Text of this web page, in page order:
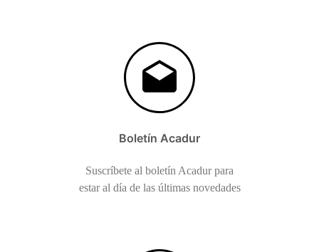
Boletín Acadur
Suscríbete al boletín Acadur para
estar al día de las últimas novedades